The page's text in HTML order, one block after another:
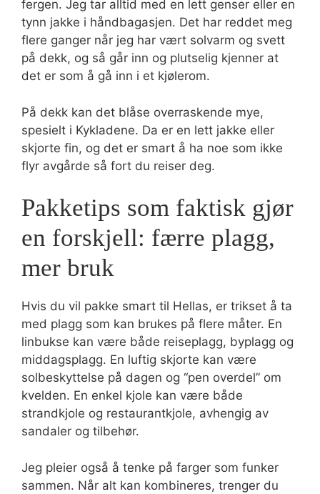
fergen. Jeg tar alltid med en lett genser eller en
tynn jakke i håndbagasjen. Det har reddet meg
flere ganger når jeg har vært solvarm og svett
på dekk, og så går inn og plutselig kjenner at
det er som å gå inn i et kjølerom.
På dekk kan det blåse overraskende mye,
spesielt i Kykladene. Da er en lett jakke eller
skjorte fin, og det er smart å ha noe som ikke
flyr avgårde så fort du reiser deg.
Pakketips som faktisk gjør
en forskjell: færre plagg,
mer bruk
Hvis du vil pakke smart til Hellas, er trikset å ta
med plagg som kan brukes på flere måter. En
linbukse kan være både reiseplagg, byplagg og
middagsplagg. En luftig skjorte kan være
solbeskyttelse på dagen og “pen overdel” om
kvelden. En enkel kjole kan være både
strandkjole og restaurantkjole, avhengig av
sandaler og tilbehør.
Jeg pleier også å tenke på farger som funker
sammen. Når alt kan kombineres, trenger du